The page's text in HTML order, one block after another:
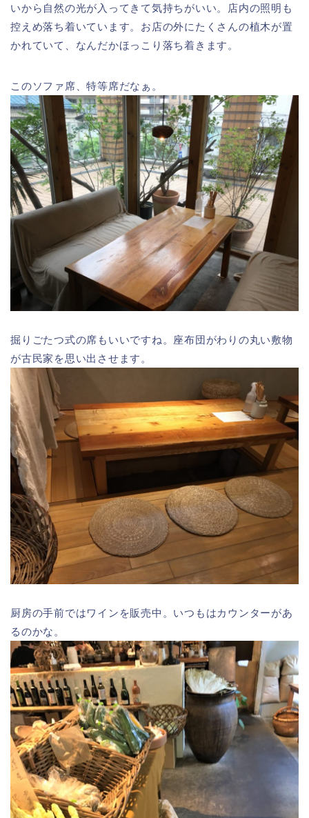
いから自然の光が入ってきて気持ちがいい。店内の照明も
控えめ落ち着いています。お店の外にたくさんの植木が置
かれていて、なんだかほっこり落ち着きます。
このソファ席、特等席だなぁ。
掘りごたつ式の席もいいですね。座布団がわりの丸い敷物
が古民家を思い出させます。
厨房の手前ではワインを販売中。いつもはカウンターがあ
るのかな。